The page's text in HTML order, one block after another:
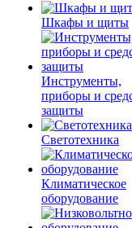
Шкафы и щиты
Инструменты,
приборы и
защиты
Светотехника
Климатическое
оборудование